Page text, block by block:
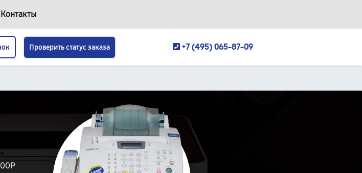
Контакты
Проверить статус заказа +7 (495) 065-87-09